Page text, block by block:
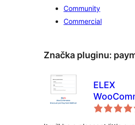
Community
Commercial
Značka pluginu:
ELEX
Discount